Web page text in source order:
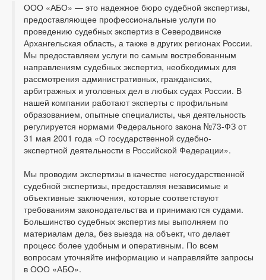
ООО «АБО» — это надежное бюро судебной экспертизы,
предоставляющее профессиональные услуги по
проведению судебных экспертиз в Северодвинске
Архангельская область, а также в других регионах России.
Мы предоставляем услуги по самым востребованным
направлениям судебных экспертиз, необходимых для
рассмотрения административных, гражданских,
арбитражных и уголовных дел в любых судах России. В
нашей компании работают эксперты с профильным
образованием, опытные специалисты, чья деятельность
регулируется нормами Федерального закона №73-ФЗ от
31 мая 2001 года «О государственной судебно-
экспертной деятельности в Российской Федерации».
Мы проводим экспертизы в качестве негосударственной
судебной экспертизы, предоставляя независимые и
объективные заключения, которые соответствуют
требованиям законодательства и принимаются судами.
Большинство судебных экспертиз мы выполняем по
материалам дела, без выезда на объект, что делает
процесс более удобным и оперативным. По всем
вопросам уточняйте информацию и направляйте запросы
в ООО «АБО».